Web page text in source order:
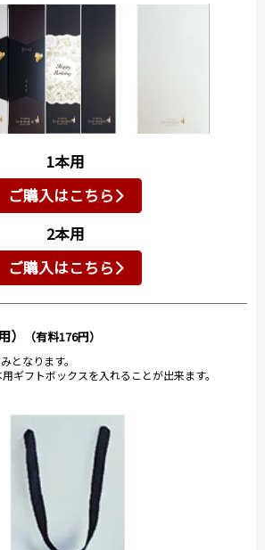
1本用
ご購入はこちら
2本用
ご購入はこちら
） （有料176円）
となります。
ギフトボックスを入れることが出来ます。